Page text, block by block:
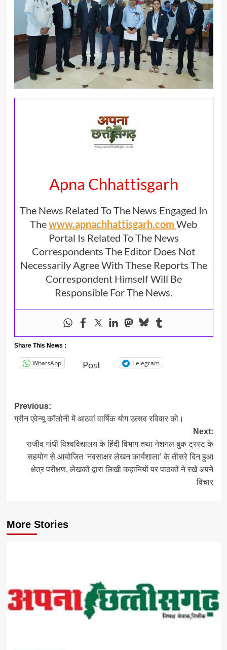
Apna Chhattisgarh
The News Related To The News Engaged In
Thewww.apnachhattisgarh.com Web
Portal Is Related To The News
Correspondents The Editor Does Not
Necessarily Agree With These Reports The
Correspondent Himself Will Be
Responsible For The News.
Share This News :
WhatsApp Post Telegram
Post
navigation
Previous:
ग्रीन एवेन्यू कॉलोनी में आठवां वार्षिक योग उत्सव रविवार को।
Next:
राजीव गांधी विश्वविद्यालय के हिंदी विभाग तथा नेशनल बुक ट्रस्ट के
सहयोग से आयोजित ‘नवसाक्षर लेखन कार्यशाला’ के तीसरे दिन हुआ
क्षेत्र परीक्षण, लेखकों द्वारा लिखी कहानियों पर पाठकों ने रखे अपने
विचार
More Stories